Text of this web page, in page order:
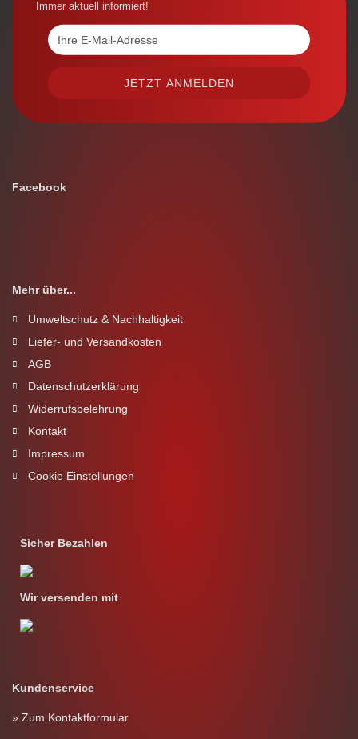
Immer aktuell informiert!
Facebook
Mehr über...
Umweltschutz & Nachhaltigkeit
Liefer- und Versandkosten
AGB
Datenschutzerklärung
Widerrufsbelehrung
Kontakt
Impressum
Cookie Einstellungen
Sicher Bezahlen
Wir versenden mit
Kundenservice
» Zum Kontaktformular